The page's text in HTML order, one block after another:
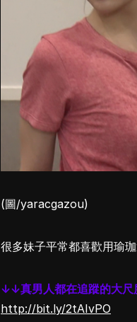
(圖/yaracgazou)
很多妹子平常都喜歡用瑜
↓↓真男人都在追蹤的大尺
http://bit.ly/2tAIvPO